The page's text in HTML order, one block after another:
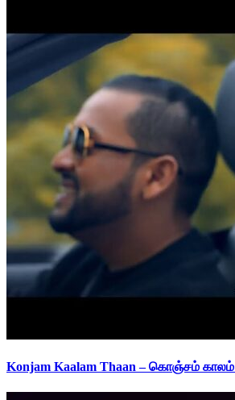
Konjam Kaalam Thaan – கொஞ்சம்